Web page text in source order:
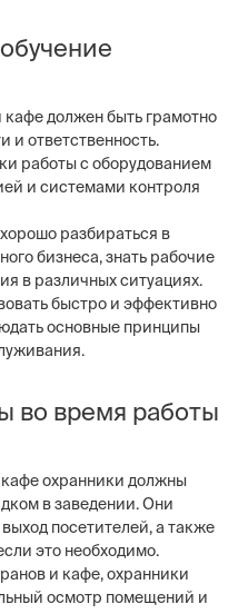
должен быть грамотно
и ответственность.
работы с оборудованием
и системами контроля
разбираться в
бизнеса, знать рабочие
в различных ситуациях.
быстро и эффективно
основные принципы
во время работы
охранники должны
в заведении. Они
посетителей, а также
это необходимо.
и кафе, охранники
осмотр помещений и